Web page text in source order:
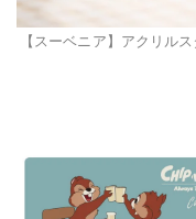
【スーベニア】アクリル